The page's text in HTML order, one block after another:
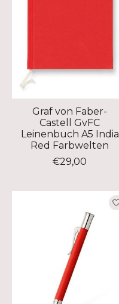
Graf von Faber-
Castell GvFC
Leinenbuch A5 India
Red Farbwelten
€29,00